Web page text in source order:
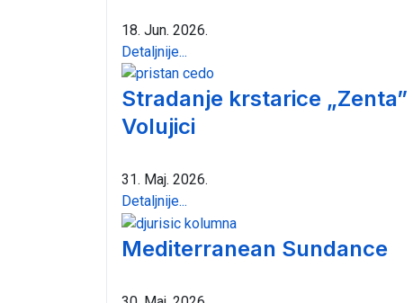
18. Jun. 2026.
Detaljnije...
Stradanje krstarice
Volujici
31. Maj. 2026.
Detaljnije...
Mediterranean Sundance